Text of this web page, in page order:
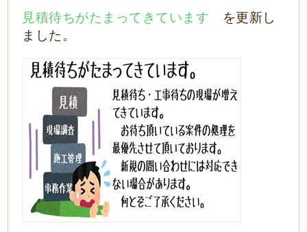
見積待ちがたまってきています を更新し
ました。